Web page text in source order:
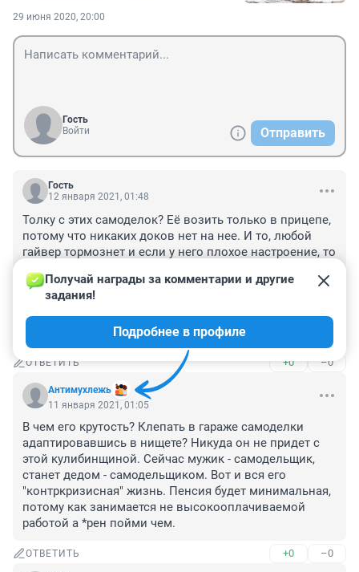
29 июня 2020, 20:00
Гость
Войти
Отправить
Гость
12 января 2021, 01:48
Толку с этих самоделок? Её возить только в прицепе,
потому что никаких доков нет на нее. И то, любой
гайвер тормознет и если у него плохое настроение, то
технику где-то украл. И смысл тогда? Привозить до
места покатушек на джипе и назад? Лучше китайский
квадрик взять и кататься по дорогам общего
ОТВЕТИТЬ +0 –0
Антимухлежь
Получай награды за комментарии и другие
задания!
Подробнее в профиле
11 января 2021, 01:05
В чем его крутость? Клепать в гараже самоделки
адаптировавшись в нищете? Никуда он не придет с
этой кулибинщиной. Сейчас мужик - самодельщик,
станет дедом - самодельщиком. Вот и вся его
"контркризисная" жизнь. Пенсия будет минимальная,
потому как занимается не высокооплачиваемой
работой а *рен пойми чем.
ОТВЕТИТЬ +0 –0